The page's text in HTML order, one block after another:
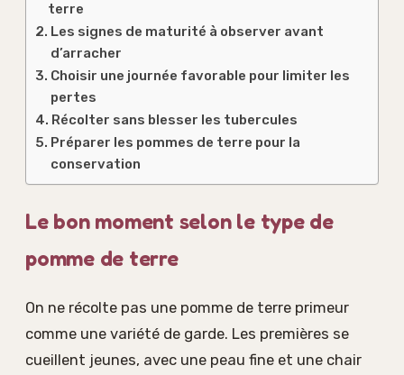
terre
Les signes de maturité à observer avant
d’arracher
Choisir une journée favorable pour limiter les
pertes
Récolter sans blesser les tubercules
Préparer les pommes de terre pour la
conservation
Le bon moment selon le type de
pomme de terre
On ne récolte pas une pomme de terre primeur
comme une variété de garde. Les premières se
cueillent jeunes, avec une peau fine et une chair